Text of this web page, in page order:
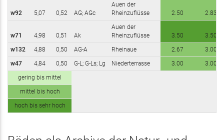
w92 5,07 0,52 AG; AGc
Auen der
Rheinzuflüsse
2.50 2.83
w71 4,98 0,51 Ak
Auen der
Rheinzuflüsse
3.50
3.50
w132
4,88 0,50 AG-A Rheinaue 2.67
3.00
w47
4,84 0,50 G-L; G-Ls; Lg Niederterrasse 3.00
3.00
gering bis mittel
mittel bis hoch
hoch bis sehr hoch